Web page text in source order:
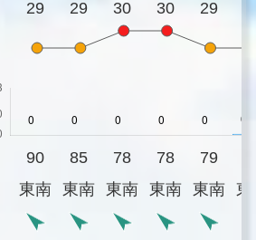
29 29 30 30 29
90 85 78 78 79
東南
東南 東南 東南 東南 東